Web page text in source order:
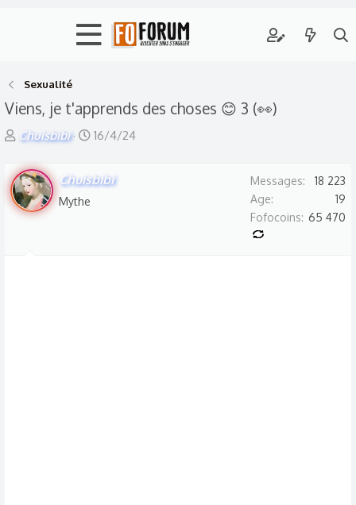
Sexualité
Viens, je t'apprends des choses 😊 3 (👀)
A
t
e
u
Chuisbibi
D
t
16/4/24
Chuisbibi
Mythe
Messages
18 223
Age
19
Fofocoins 65 470